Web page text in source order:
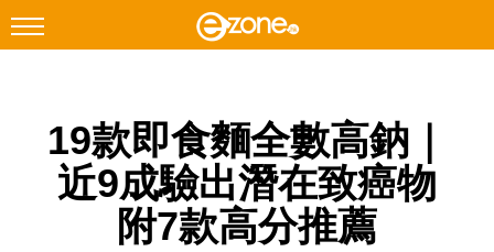
Facebook Instagram
科技焦點
19款即食麵全數高鈉｜
近9成驗出潛在致癌物
附7款高分推薦